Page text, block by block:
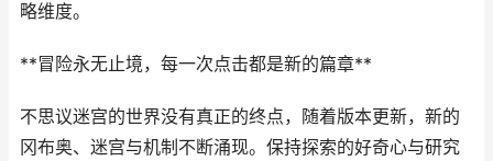
略维度。
**冒险永无止境，每一次点击都是新的篇章**
不思议迷宫的世界没有真正的终点，随着版本更新，新的
冈布奥、迷宫与机制不断涌现。保持探索的好奇心与研究